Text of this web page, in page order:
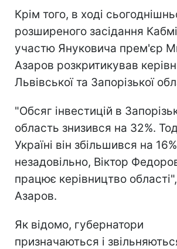
Крім того, в ході
розширеного засідання
участю Януковича прем'єр
Азаров розкритикував
Львівської та Запорізької
"Обсяг інвестицій в
область знизився на 32%.
Україні він збільшився на
незадовільно, Віктор
працює керівництво
Азаров.
Як відомо, губернатори
призначаються і